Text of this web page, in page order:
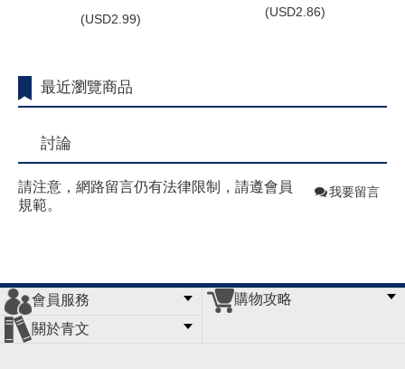
(USD2.99)
(USD2.86)
最近瀏覽商品
討論
請注意，網路留言仍有法律限制，請遵會員
規範。
我要留言
會員服務
會員辦法
客服信箱
隱私條款
網站導覽
購物攻略
關於青文